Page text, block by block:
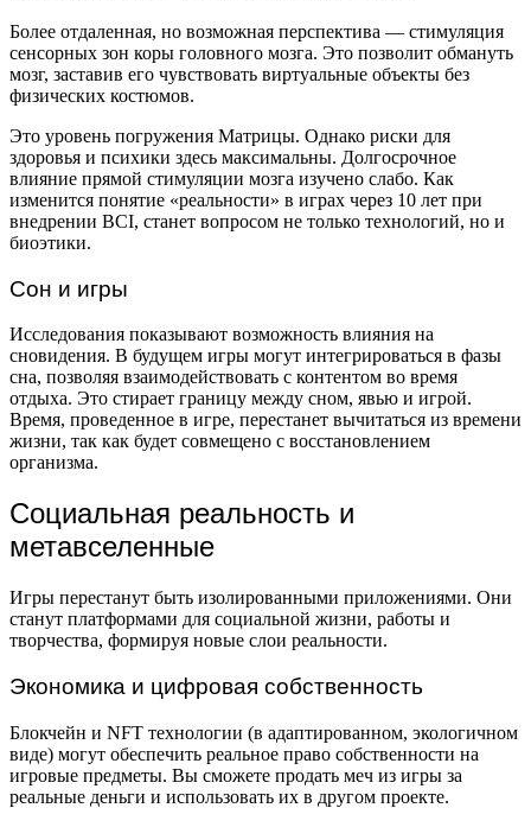
Более отдаленная, но возможная перспектива — стимуляция
сенсорных зон коры головного мозга. Это позволит обмануть
мозг, заставив его чувствовать виртуальные объекты без
физических костюмов.
Это уровень погружения Матрицы. Однако риски для
здоровья и психики здесь максимальны. Долгосрочное
влияние прямой стимуляции мозга изучено слабо. Как
изменится понятие «реальности» в играх через 10 лет при
внедрении BCI, станет вопросом не только технологий, но и
биоэтики.
Сон и игры
Исследования показывают возможность влияния на
сновидения. В будущем игры могут интегрироваться в фазы
сна, позволяя взаимодействовать с контентом во время
отдыха. Это стирает границу между сном, явью и игрой.
Время, проведенное в игре, перестанет вычитаться из времени
жизни, так как будет совмещено с восстановлением
организма.
Социальная реальность и
метавселенные
Игры перестанут быть изолированными приложениями. Они
станут платформами для социальной жизни, работы и
творчества, формируя новые слои реальности.
Экономика и цифровая собственность
Блокчейн и NFT технологии (в адаптированном, экологичном
виде) могут обеспечить реальное право собственности на
игровые предметы. Вы сможете продать меч из игры за
реальные деньги и использовать их в другом проекте.